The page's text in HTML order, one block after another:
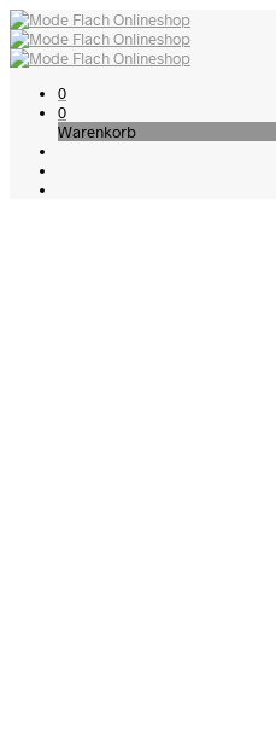
0
0
Warenkorb